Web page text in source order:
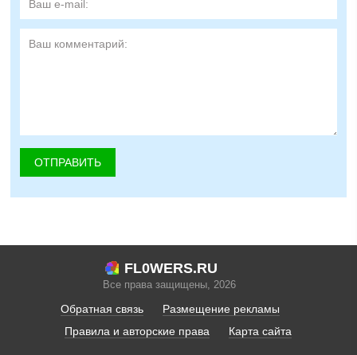
FL0WERS.RU
Все права защищены, 2026
Обратная связь
Размещение рекламы
Правила и авторские права
Карта сайта